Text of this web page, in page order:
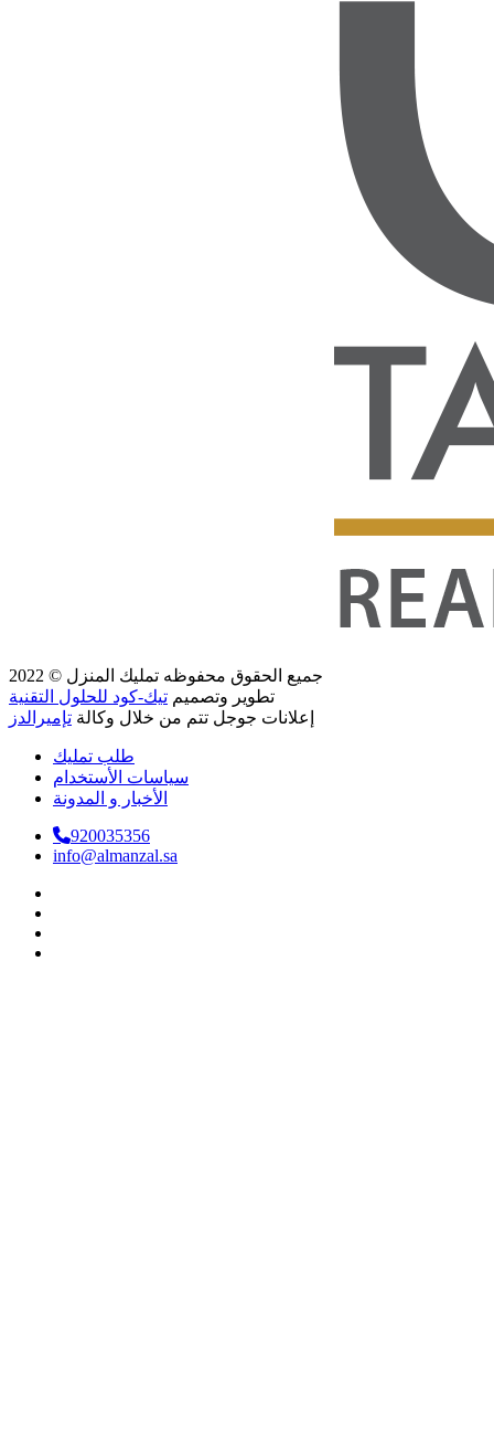
جميع الحقوق محفوظه تمليك المنزل © 2022
تطوير وتصميم تيك-كود للحلول التقنية
إعلانات جوجل تتم من خلال وكالة تإميرالدز
طلب تمليك
سياسات الأستخدام
الأخبار و المدونة
920035356
info@almanzal.sa